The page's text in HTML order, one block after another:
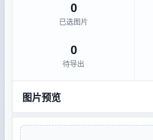
0
已选图片
0
待导出
图片预览